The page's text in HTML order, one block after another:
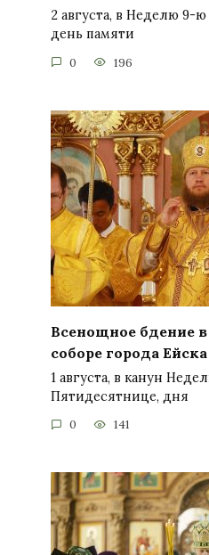
2 августа, в Неделю 9-
день памяти
0 196
Всенощное бдение
соборе города Ейска
1 августа, в канун
Пятидесятнице, дня
0 141